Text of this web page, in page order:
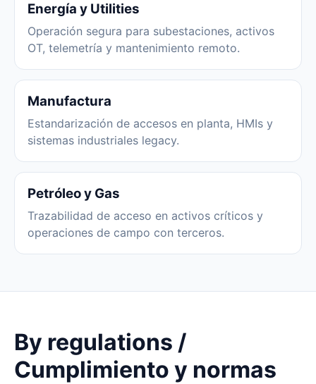
Energía y Utilities
Operación segura para subestaciones, activos
OT, telemetría y mantenimiento remoto.
Manufactura
Estandarización de accesos en planta, HMIs y
sistemas industriales legacy.
Petróleo y Gas
Trazabilidad de acceso en activos críticos y
operaciones de campo con terceros.
By regulations /
Cumplimiento y normas